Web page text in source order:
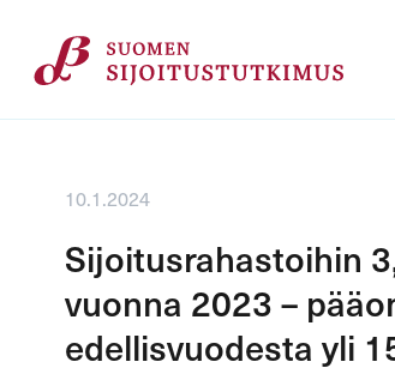
10.1.2024
Sijoitusrahastoihin
vuonna 2023 –
edellisvuodesta yli